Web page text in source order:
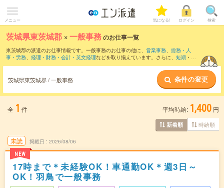
メニュー 気になる! ログイン 検索
茨城県東茨城郡 ×一般事務のお仕事一覧
東茨城郡の派遣のお仕事情報です。一般事務のお仕事の他に、 営業事務、 総務・人
事・労務、 経理・財務・会計・英文経理などを取り揃えています。さらに、 短期 ・ 単
茨城県東茨城郡 / 一般事務 条件の変更
全 1 件 平均時給: 1,400 円
新着順 時給順
未読
NEW
掲載日 2026/08/06
17時まで＊未経験OK！車通勤OK＊週3日～
OK！羽鳥で一般事務